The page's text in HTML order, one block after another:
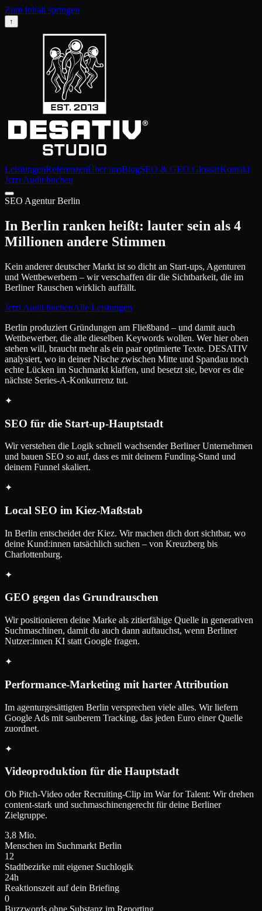
Zum Inhalt springen
↑
LeistungenReferenzenÜber unsBlogSEO & GEO GlossarKontakt
Jetzt Audit buchen
SEO Agentur Berlin
In Berlin ranken heißt: lauter sein als 4
Millionen andere Stimmen
Kein anderer deutscher Markt ist so dicht an Start-ups, Agenturen
und Wettbewerbern – wir verschaffen dir die Sichtbarkeit, die im
Berliner Rauschen wirklich auffällt.
Jetzt Audit buchenAlle Leistungen
Berlin produziert Gründungen am Fließband – und damit auch
Wettbewerber, die alle dieselben Keywords wollen. Wer hier oben
stehen will, braucht mehr als ein paar optimierte Texte. DESATIV
analysiert, wo in deiner Nische zwischen Mitte und Spandau noch
echte Lücken im Suchmarkt klaffen, und besetzt sie, bevor es die
nächste Series-A-Konkurrenz tut.
✦
SEO für die Start-up-Hauptstadt
Wir verstehen die Logik schnell wachsender Berliner Unternehmen
und bauen SEO so auf, dass es mit deinem Funding-Stand und
deinem Funnel skaliert.
✦
Local SEO im Kiez-Maßstab
In Berlin entscheidet der Kiez. Wir machen dich dort sichtbar, wo
deine Kund:innen tatsächlich suchen – von Kreuzberg bis
Charlottenburg.
✦
GEO gegen das Grundrauschen
Wir positionieren deine Marke als zitierfähige Quelle in generativen
Suchmaschinen, damit du auch dann auftauchst, wenn Berliner
Nutzer:innen KI statt Google fragen.
✦
Performance-Marketing mit harter Attribution
Im agenturgesättigten Berlin versprechen viele alles. Wir liefern
Google Ads mit sauberem Tracking, das jeden Euro einer Quelle
zuordnet.
✦
Videoproduktion für die Hauptstadt
Ob Pitch-Video oder Recruiting-Clip im War for Talent: Wir drehen
content-stark und suchmaschinengerecht für deine Berliner
Zielgruppe.
3,8 Mio.
Menschen im Suchmarkt Berlin
12
Stadtbezirke mit eigener Suchlogik
24h
Reaktionszeit auf dein Briefing
0
Buzzwords ohne Substanz im Reporting